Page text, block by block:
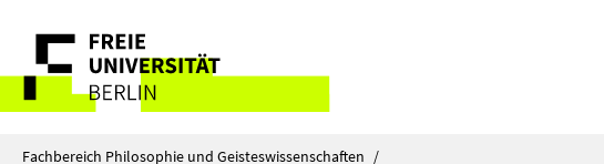
direkt
Inhalt
Service-
Navigation
Fachbereich Philosophie und Geisteswissenschaften /